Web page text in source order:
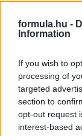
formula.hu -
Information
If you wish to
processing of
targeted
section to
opt-out request
interest-based
sikánon, és
le az autóról,
14:53
A hátsó
ugrálni kellett
sem működik